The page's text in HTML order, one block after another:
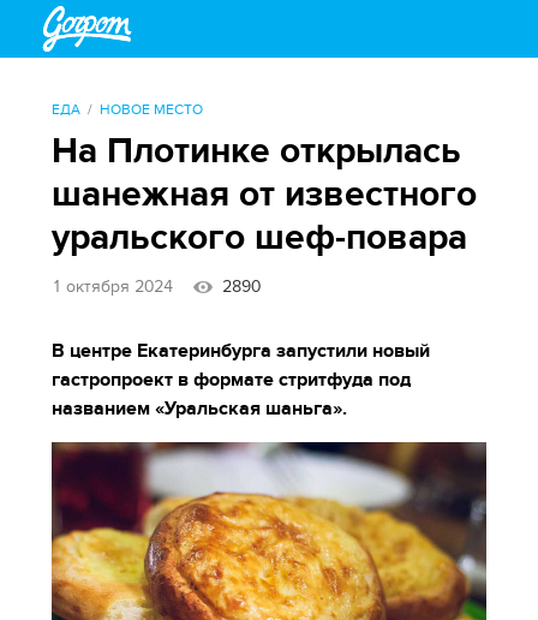
ЕДА НОВОЕ МЕСТО
На Плотинке открылась
шанежная от известного
уральского шеф-повара
1 октября 2024 2890
В центре Екатеринбурга запустили новый
гастропроект в формате стритфуда под
названием «Уральская шаньга».